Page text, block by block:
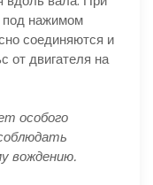
под нажимом
соединяются и
от двигателя на
особого
вождению.